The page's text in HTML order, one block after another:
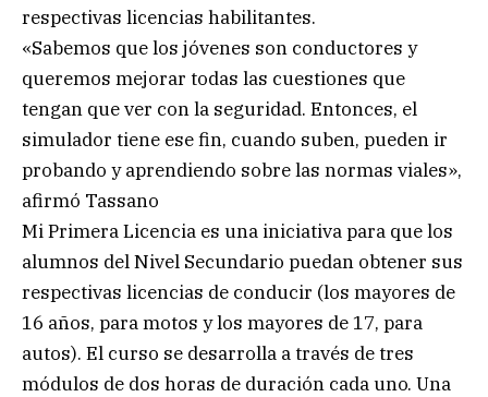
respectivas licencias habilitantes.
«Sabemos que los jóvenes son conductores y
queremos mejorar todas las cuestiones que
tengan que ver con la seguridad. Entonces, el
simulador tiene ese fin, cuando suben, pueden ir
probando y aprendiendo sobre las normas viales»,
afirmó Tassano
Mi Primera Licencia es una iniciativa para que los
alumnos del Nivel Secundario puedan obtener sus
respectivas licencias de conducir (los mayores de
16 años, para motos y los mayores de 17, para
autos). El curso se desarrolla a través de tres
módulos de dos horas de duración cada uno. Una